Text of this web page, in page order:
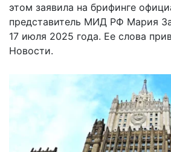
этом заявила на брифинге
представитель МИД РФ Мария
17 июля 2025 года. Ее слова
Новости.